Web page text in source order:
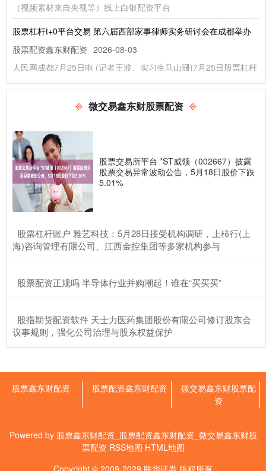
（视频素材来自央视等）线上白银配资平台
股票杠杆t+0平台交易 第六届西部家事律师实务研讨会在成都举办
股票配资鑫东财配资 2026-08-03
人民网成都7月25日电 (记者王波、实习生马山珊)7月25日股票杠杆
股票融资软件 盛航股份：公司目前水路运输业务稳定有序开展
证券之星消息，盛航股份(001205)05月29日在投资者关系平台上答
复投资者关心的问题。 投资者提问：最近贵公司订单怎
股票配资APP 6月30日晓鸣股份发布公告，股东减持147.86万股
微交易鑫东财股票配资
证券之星消息，6月30日晓鸣股份发布公告《晓鸣股份:关于合计持
配资世界门户 数字工具助旅客畅游香港，香港旅发局发起短视频创
作活动
在日前由腾讯微信联手香港旅游发展局（以下简称香港旅发局）举
杠杆怎么开通 【ETF动向】8月22日华夏上证科创板50成份ETF基
金涨9.52%，份额减少38.74亿份
证券之星消息，8月22日，华夏上证科创板50成份ETF基金
(588000)涨9.52%，成交额119.86亿元。当日份额
微交易鑫东财股票配资
股票交易所平台 *ST威领（002667）披露
股票交易异常波动公告，5月18日股价下跌
5.01%
​股票杠杆账户 雅艺科技：5月28日接受机构调研，上柿行(上
海)咨询管理有限公司、江西金控集团等多家机构参与
​股票配资正规吗 半导体行业并购潮起！谁在“买买买”
​股指期货配资软件 天士力医药集团股份有限公司修订股东会
议事规则，强化公司治理与股东权益保护
股票鑫东财配资 股票配资鑫东财配资
微交易鑫东财股票配
资
Powered by 股票鑫东财配资_股票配资鑫东财配资_微交易鑫东财股
票配资 RSS地图 HTML地图
Copyright © 2009-2029 联华证券 版权所有